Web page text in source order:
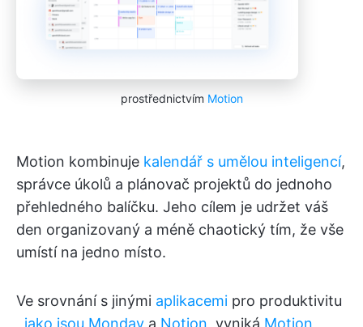
prostřednictvím Motion
Motion kombinuje kalendář s umělou inteligencí,
správce úkolů a plánovač projektů do jednoho
přehledného balíčku. Jeho cílem je udržet váš
den organizovaný a méně chaotický tím, že vše
umístí na jedno místo.
Ve srovnání s jinými aplikacemi pro produktivitu
, jako jsou Monday a Notion, vyniká Motion